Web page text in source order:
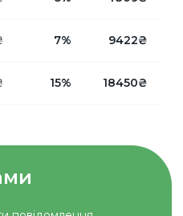
7% 9422₴
15% 18450₴